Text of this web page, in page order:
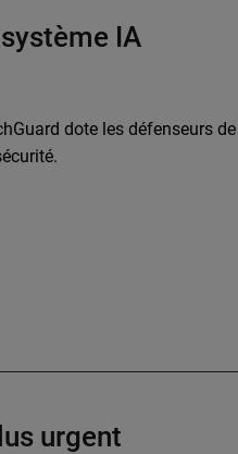
IA
dote les défenseurs
urgent